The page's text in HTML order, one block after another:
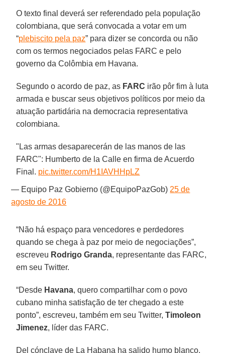
O texto final deverá ser referendado pela população
colombiana, que será convocada a votar em um
“plebiscito pela paz” para dizer se concorda ou não
com os termos negociados pelas FARC e pelo
governo da Colômbia em Havana.
Segundo o acordo de paz, as FARC irão pôr fim à luta
armada e buscar seus objetivos políticos por meio da
atuação partidária na democracia representativa
colombiana.
"Las armas desaparecerán de las manos de las
FARC": Humberto de la Calle en firma de Acuerdo
Final. pic.twitter.com/H1IAVHHpLZ
— Equipo Paz Gobierno (@EquipoPazGob) 25 de
agosto de 2016
“Não há espaço para vencedores e perdedores
quando se chega à paz por meio de negociações”,
escreveu Rodrigo Granda, representante das FARC,
em seu Twitter.
“Desde Havana, quero compartilhar com o povo
cubano minha satisfação de ter chegado a este
ponto”, escreveu, também em seu Twitter,Timoleon
Jimenez, líder das FARC.
Del cónclave de La Habana ha salido humo blanco.